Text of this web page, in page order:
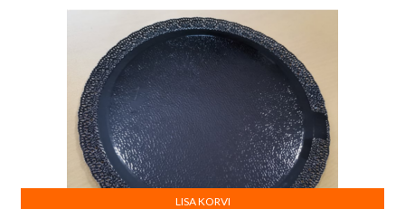
LISA KORVI